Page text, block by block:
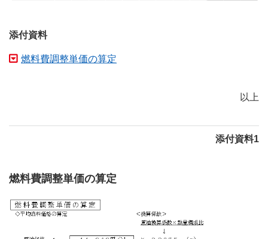
添付資料
燃料費調整単価の算定
以上
添付資料1
燃料費調整単価の算定